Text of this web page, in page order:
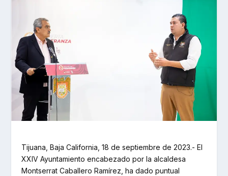
Tijuana, Baja California, 18 de septiembre de 2023.- El
XXIV Ayuntamiento encabezado por la alcaldesa
Montserrat Caballero Ramírez, ha dado puntual